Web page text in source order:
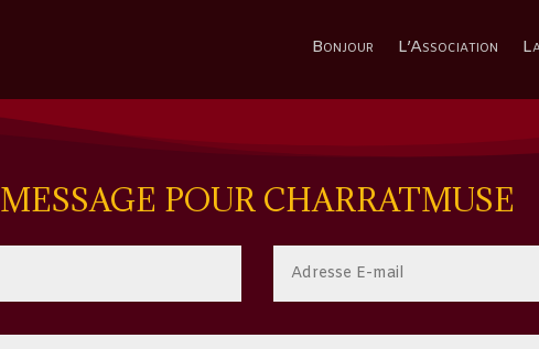
Bonjour L’Association
MESSAGE POUR CHARRATMUSE